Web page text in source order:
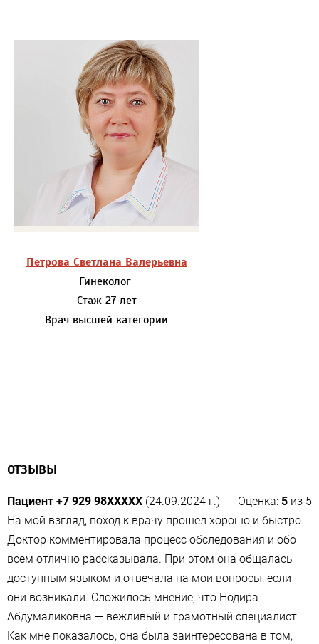
Петрова Светлана Валерьевна
Гинеколог
Стаж 27 лет
Врач высшей категории
ОТЗЫВЫ
Пациент +7 929 98XXXXX (24.09.2024 г.) Оценка: 5 из 5
На мой взгляд, поход к врачу прошел хорошо и быстро.
Доктор комментировала процесс обследования и обо
всем отлично рассказывала. При этом она общалась
доступным языком и отвечала на мои вопросы, если
они возникали. Сложилось мнение, что Нодира
Абдумаликовна — вежливый и грамотный специалист.
Как мне показалось, она была заинтересована в том,